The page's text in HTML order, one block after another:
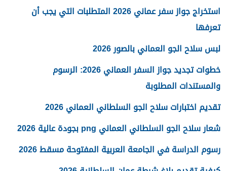
استخراج جواز سفر عماني 2026 المتطلبات التي يجب أن
تعرفها
لبس سلاح الجو العماني بالصور 2026
خطوات تجديد جواز السفر العماني 2026: الرسوم
والمستندات المطلوبة
تقديم اختبارات سلاح الجو السلطاني العماني 2026
شعار سلاح الجو السلطاني العماني png بجودة عالية 2026
رسوم الدراسة في الجامعة العربية المفتوحة مسقط 2026